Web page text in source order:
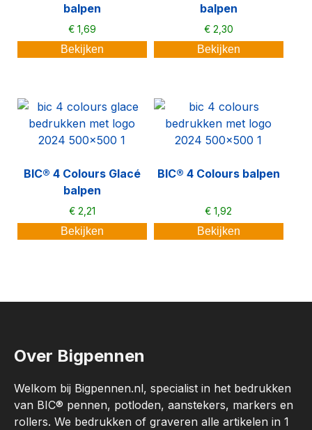
balpen
€1,69
Bekijken
balpen
€2,30
Bekijken
BIC® 4 Colours Glacé
balpen
€2,21
Bekijken
BIC® 4 Colours balpen
€ 1,92
Bekijken
Over Bigpennen
Welkom bij Bigpennen.nl, specialist in het bedrukken
van BIC® pennen, potloden, aanstekers, markers en
rollers. We bedrukken of graveren alle artikelen in 1